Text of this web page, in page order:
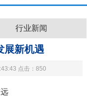
行业新闻
展新机遇
点击：850